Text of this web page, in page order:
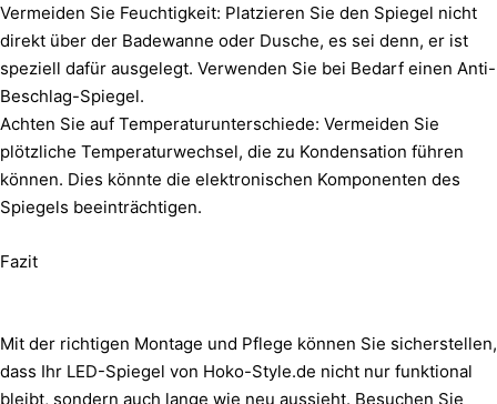
Vermeiden Sie Feuchtigkeit: Platzieren Sie den Spiegel nicht
direkt über der Badewanne oder Dusche, es sei denn, er ist
speziell dafür ausgelegt. Verwenden Sie bei Bedarf einen Anti-
Beschlag-Spiegel.
Achten Sie auf Temperaturunterschiede: Vermeiden Sie
plötzliche Temperaturwechsel, die zu Kondensation führen
können. Dies könnte die elektronischen Komponenten des
Spiegels beeinträchtigen.
Fazit
Mit der richtigen Montage und Pflege können Sie sicherstellen,
dass Ihr LED-Spiegel von Hoko-Style.de nicht nur funktional
bleibt, sondern auch lange wie neu aussieht. Besuchen Sie